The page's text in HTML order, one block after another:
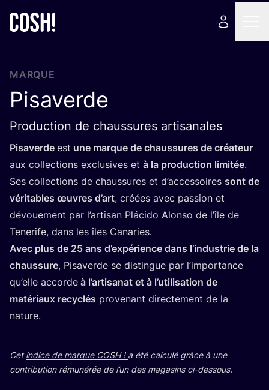
MARQUE
Pisaverde
Production de chaussures artisanales
Pisa­verde est une marque de chaus­sures de créa­teur
aux col­lec­tions exclu­sives et à la pro­duc­tion limi­tée.
Ses col­lec­tions de chaus­sures et d’ac­ces­soires sont de
véri­tables œuvres d’art, créées avec pas­sion et
dévoue­ment par l’ar­ti­san Plá­ci­do Alon­so de l’île de
Tene­rife, dans les îles Canaries.
Avec plus de 25 ans d’ex­pé­rience dans l’in­dus­trie de la
chaus­sure, Pisa­verde se dis­tingue par l’im­por­tance
qu’elle accorde à l’ar­ti­sa­nat et à l’u­ti­li­sa­tion de
maté­riaux recy­clés pro­ve­nant direc­te­ment de la
nature.
Cetindice de marque COSH! a été cal­cu­lé grâce à une
contri­bu­tion rému­né­rée de l’un des maga­sins ci-dessous.